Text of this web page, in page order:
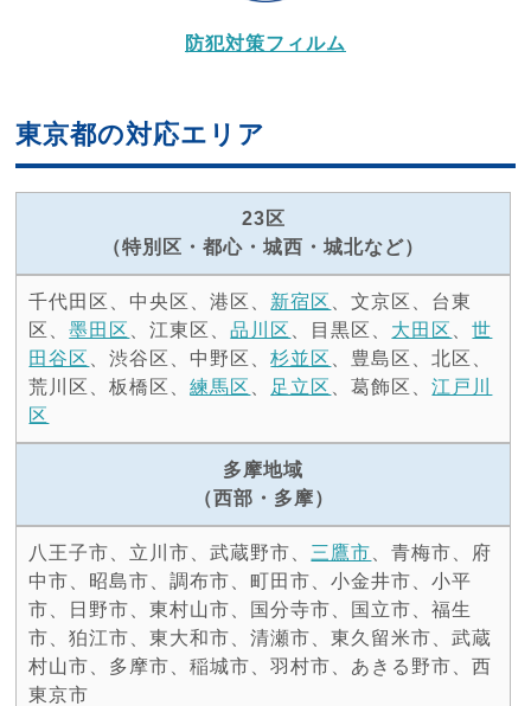
防犯対策フィルム
東京都の対応エリア
23区
（特別区・都心・城西・城北など）
千代田区、中央区、港区、 新宿区
、文京区、台東
区、墨田区 、江東区、品川区 、目黒区、 大田区 、世
田谷区
、渋谷区、中野区、杉並区
、豊島区、北区、
荒川区、板橋区、練馬区 足立区 、葛飾区、江戸川
区
多摩地域
（西部・多摩）
八王子市、立川市、武蔵野市、 三鷹市 、青梅市、府
中市、昭島市、調布市、町田市、小金井市、小平
市、日野市、東村山市、国分寺市、国立市、福生
市、狛江市、東大和市、清瀬市、東久留米市、武蔵
村山市、多摩市、稲城市、羽村市、あきる野市、西
東京市